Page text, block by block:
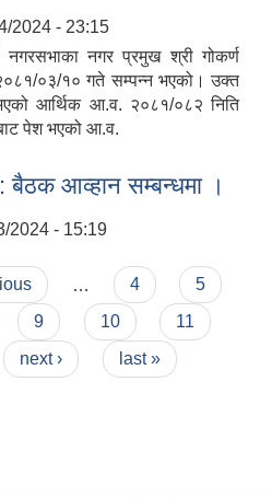
2024 - 23:15
नगरसभाका नगर प्रमुख श्री गोकर्ण
२०८१/०३/१० गते सम्पन्न भएको। उक्त
आर्थिक आ.व. २०८१/०८२ निति
पेश भएको आ.व.
बैठक आव्हान सम्बन्धमा ।
2024 - 15:19
4
5
9 10
11
next › last »